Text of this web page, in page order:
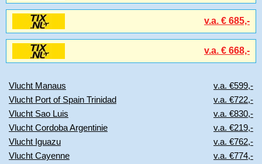
v.a. € 685,-
v.a. € 668,-
Vlucht Manaus
v.a. €599,-
Vlucht Port of Spain Trinidad
v.a. €722,-
Vlucht Sao Luis
v.a. €830,-
Vlucht Cordoba Argentinie
v.a. €219,-
Vlucht Iguazu
v.a. €762,-
Vlucht Cayenne
v.a. €774,-